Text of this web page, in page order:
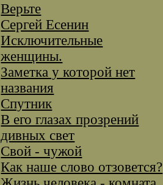
Верьте
Сергей Есенин
Исключительные
женщины.
Заметка у которой нет
названия
Спутник
В его глазах прозрений
дивных свет
Свой - чужой
Как наше слово отзовется?